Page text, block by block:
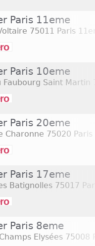
Paris 11eme
75011 Paris
Paris 10eme
Faubourg Saint Martin
Paris 20eme
Charonne 75020
Paris 17eme
Batignolles 75017
Paris 8eme
Elysées 75008